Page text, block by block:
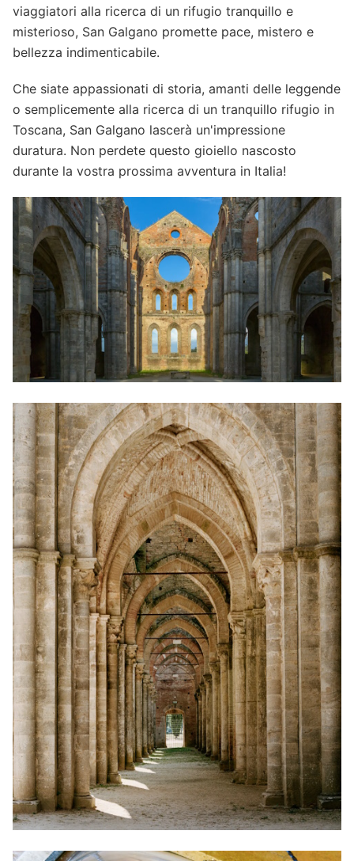
viaggiatori alla ricerca di un rifugio tranquillo e
misterioso, San Galgano promette pace, mistero e
bellezza indimenticabile.
Che siate appassionati di storia, amanti delle leggende
o semplicemente alla ricerca di un tranquillo rifugio in
Toscana, San Galgano lascerà un'impressione
duratura. Non perdete questo gioiello nascosto
durante la vostra prossima avventura in Italia!